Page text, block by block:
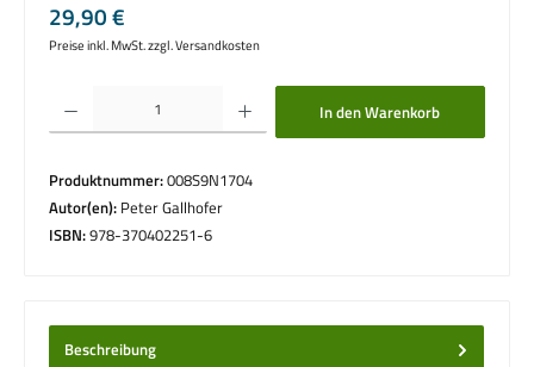
Regulärer Preis:
29,90 €
Preise inkl. MwSt. zzgl. Versandkosten
Produkt Anzahl: Gib den gewünschten Wert ein oder benutze die Schaltflächen um
In den Warenkorb
Produktnummer:008S9N1704
Autor(en): Peter Gallhofer
ISBN:978-370402251-6
Beschreibung